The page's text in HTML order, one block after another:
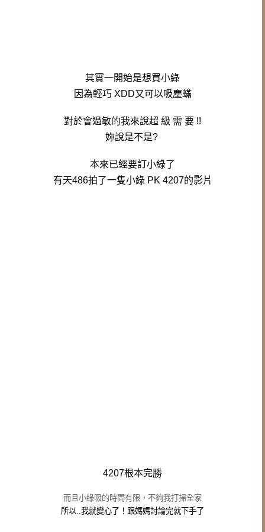
其實一開始是想買小綠
因為輕巧 XDD又可以吸塵蟎
對於會過敏的我來說超 級 需 要 !!
妳說是不是?
本來已經要訂小綠了
有天486拍了一隻小綠 PK 4207的影片
4207根本完勝
而且小綠吸的時間有限，不夠我打掃全家
所以..我就變心了！ 跟媽媽討論完就下手了